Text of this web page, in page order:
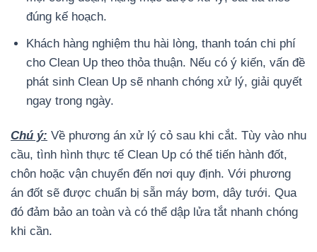
đúng kế hoạch.
Khách hàng nghiệm thu hài lòng, thanh toán chi phí
cho Clean Up theo thỏa thuận. Nếu có ý kiến, vấn đề
phát sinh Clean Up sẽ nhanh chóng xử lý, giải quyết
ngay trong ngày.
Chú ý: Về phương án xử lý cỏ sau khi cắt. Tùy vào nhu
cầu, tình hình thực tế Clean Up có thể tiến hành đốt,
chôn hoặc vận chuyển đến nơi quy định. Với phương
án đốt sẽ được chuẩn bị sẵn máy bơm, dây tưới. Qua
đó đảm bảo an toàn và có thể dập lửa tắt nhanh chóng
khi cần.